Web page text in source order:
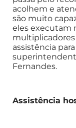
acolhem e
são muito
eles executam
assistência
Fernandes.
Assistência